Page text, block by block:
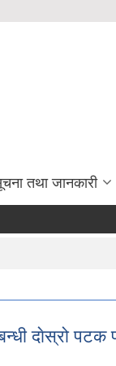
तथा जानकारी
दाेस्रो